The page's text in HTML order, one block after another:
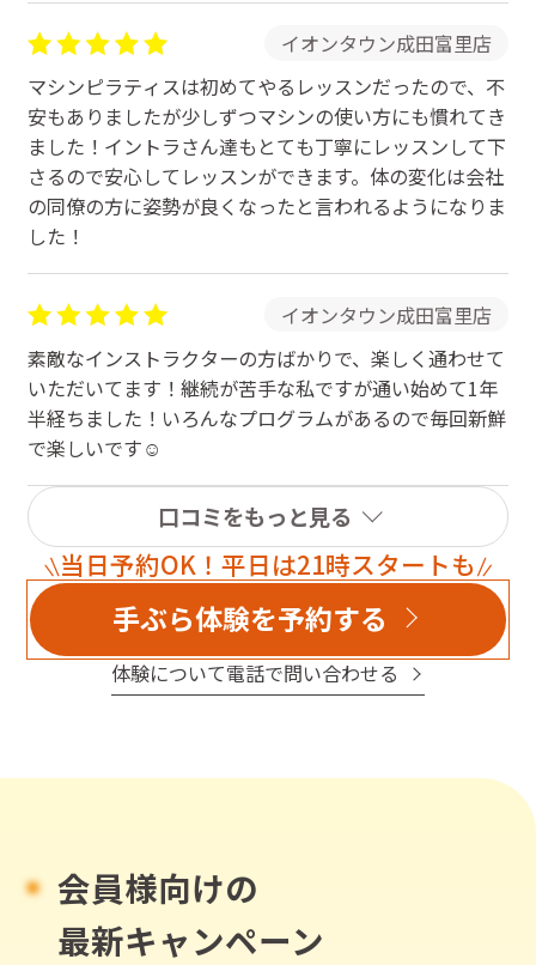
イオンタウン成田富里店
マシンピラティスは初めてやるレッスンだったので、不
安もありましたが少しずつマシンの使い方にも慣れてき
ました！イントラさん達もとても丁寧にレッスンして下
さるので安心してレッスンができます。体の変化は会社
の同僚の方に姿勢が良くなったと言われるようになりま
した！
イオンタウン成田富里店
素敵なインストラクターの方ばかりで、楽しく通わせて
いただいてます！継続が苦手な私ですが通い始めて1年
半経ちました！いろんなプログラムがあるので毎回新鮮
で楽しいです☺️
口コミをもっと見る
当日予約OK！平日は21時スタートも
手ぶら体験を予約する
体験について電話で問い合わせる
会員様向けの
最新キャンペーン